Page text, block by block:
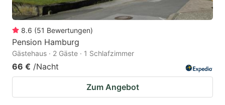
8.6 (51 Bewertungen)
Pension Hamburg
Gästehaus · 2 Gäste · 1 Schlafzimmer
66 € /Nacht
Zum Angebot